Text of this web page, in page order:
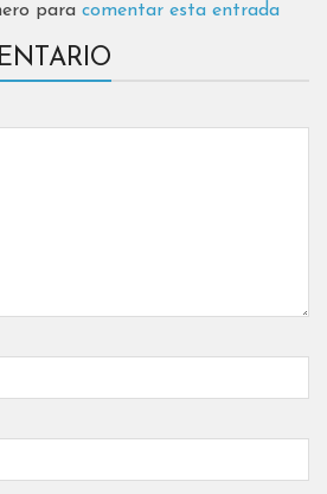
para comentar esta entrada